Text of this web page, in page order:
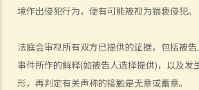
境作出侵犯行为，便有可能被视为猥亵侵犯。
法庭会审视所有双方已提供的证据，包括被
事件所作的解释(如被告人选择提供)，以及发
形，再判定有关声称的接触是无意或蓄意。
II. 罔顾受害人是否同意
IV. 撤销同意
2. 刑罚